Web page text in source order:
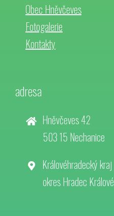
Obec Hněvčeves
Fotogalerie
Kontakty
adresa
Hněvčeves 42
503 15 Nechanice
Královéhradecký kraj
okres Hradec Králové